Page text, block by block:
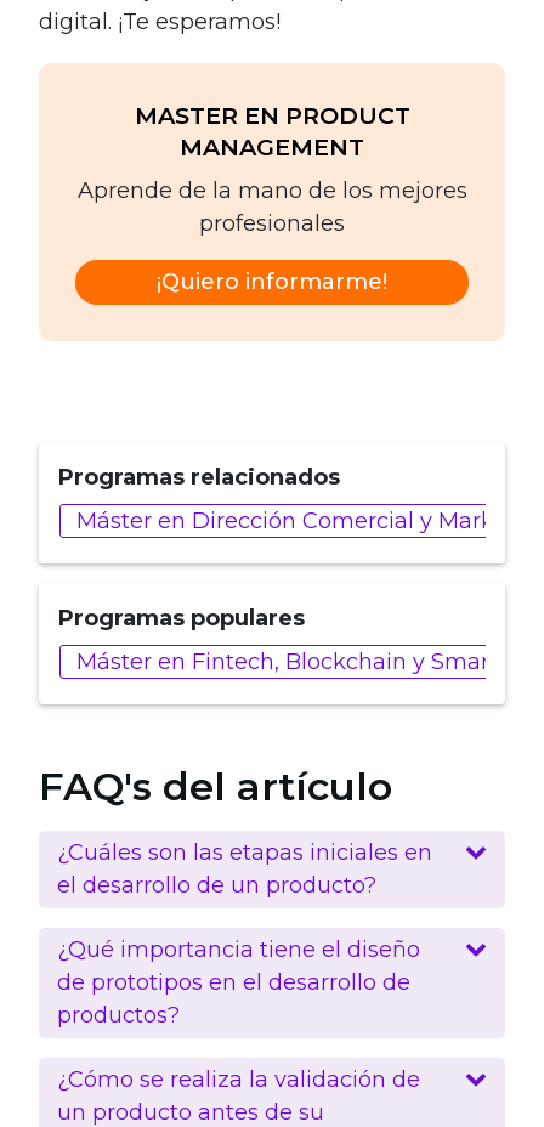
digital. ¡Te esperamos!
MASTER EN PRODUCT
MANAGEMENT
Aprende de la mano de los mejores
profesionales
¡Quiero informarme!
Programas relacionados
Máster en Dirección Comercial y
Programas populares
Máster en Fintech, Blockchain y Smart
FAQ's del artículo
¿Cuáles son las etapas iniciales en
el desarrollo de un producto?
¿Qué importancia tiene el diseño
de prototipos en el desarrollo de
productos?
¿Cómo se realiza la validación de
un producto antes de su